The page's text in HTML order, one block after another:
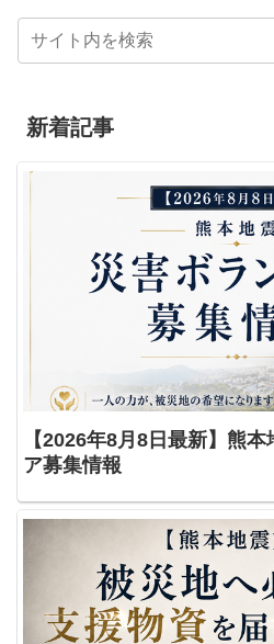
新着記事
【2026年8月8日最新】熊
ア募集情報